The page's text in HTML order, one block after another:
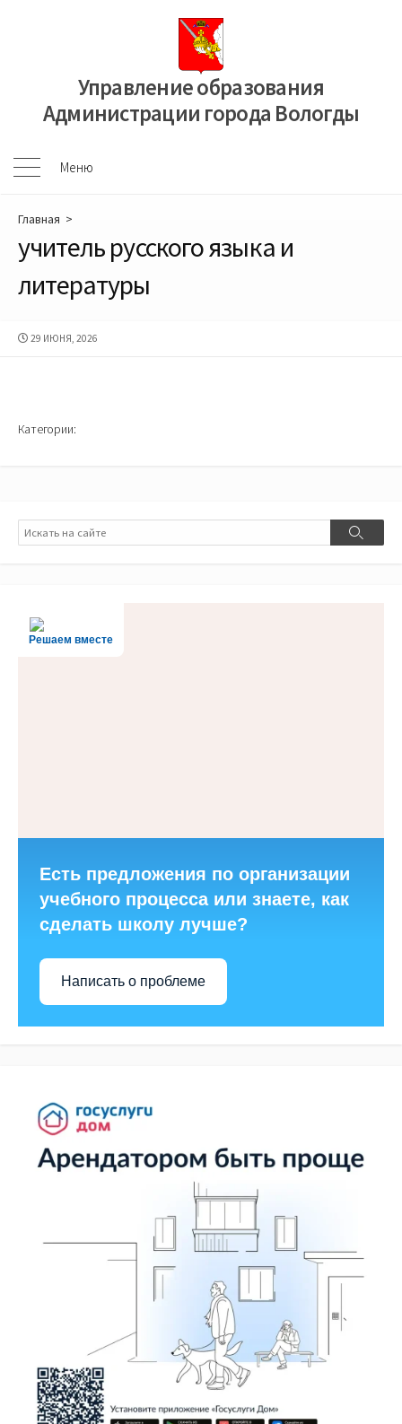
Управление образования
Администрации города Вологды
Меню
Меню
Главная >
учитель русского языка и
литературы
ДАТА
29 ИЮНЯ, 2026
Категории:
Поиск
Поиск
Решаем вместе
Есть предложения по организации
учебного процесса или знаете, как
сделать школу лучше?
Написать о проблеме